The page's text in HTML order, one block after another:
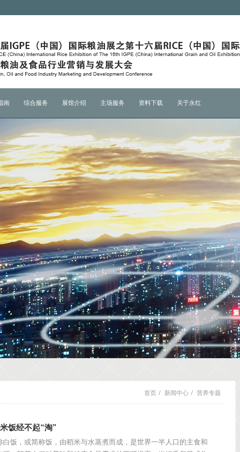
南 综合服务 展馆介绍 主场服务 资料下载 关于永红
首页 / 新闻中心 / 营养专题
饭经不起“淘”
白饭，或简称饭，由稻米与水蒸煮而成，是世界一半人口的主食和